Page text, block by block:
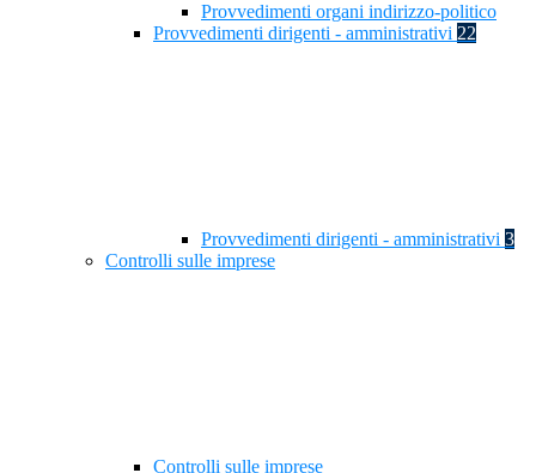
Provvedimenti organi indirizzo-politico
Provvedimenti dirigenti - amministrativi 22
Provvedimenti dirigenti - amministrativi 3
Controlli sulle imprese
Controlli sulle imprese